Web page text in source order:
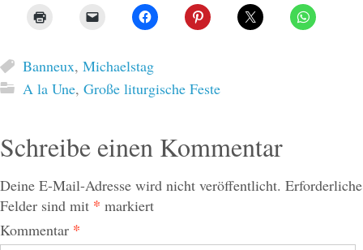
Banneux, Michaelstag
A la Une, Große liturgische Feste
Schreibe einen Kommentar
Deine E-Mail-Adresse wird nicht veröffentlicht. Erforderliche
Felder sind mit * markiert
Kommentar *